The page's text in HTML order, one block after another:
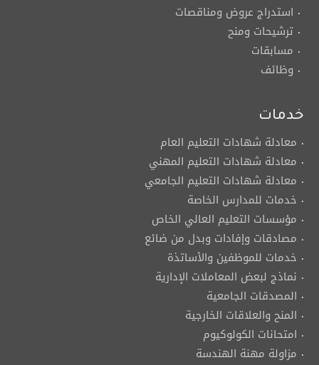
استدراج عروض ومناقصات
ترشيحات ومنح
مسابقات
وظائف
خدمات
معادلة شهادات التعليم العام
معادلة شهادات التعليم المهني
معادلة شهادات التعليم الجامعي
خدمات للمدارس الخاصة
مؤسسات التعليم العالي الخاص
مصادقات وإفادات وبدل من ضائع
خدمات للموظفين والأساتذة
نماذج لبعض المعاملات الإدارية
المصدقات الجامعية
المنح والعلاقات الخارجية
امتحانات الكولوكيوم
مزاولة مهنة الهندسة